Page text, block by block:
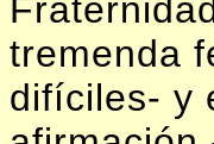
tremenda
difíciles- y